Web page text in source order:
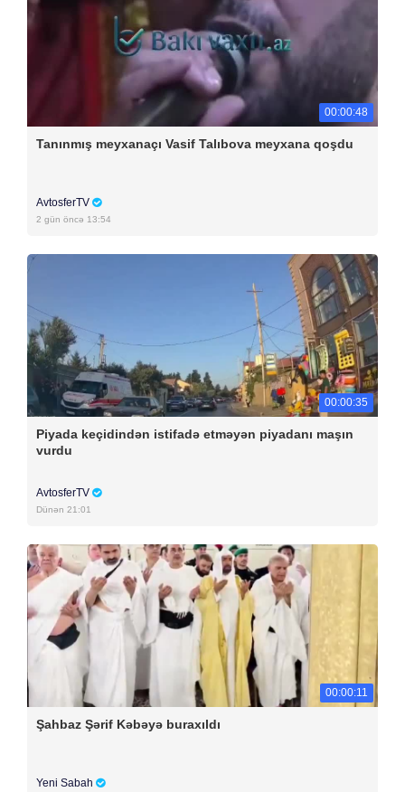
00:00:48
Tanınmış meyxanaçı Vasif Talıbova meyxana qoşdu
AvtosferTV
2 gün öncə 13:54
00:00:35
Piyada keçidindən istifadə etməyən piyadanı maşın
vurdu
AvtosferTV
Dünən 21:01
00:00:11
Şahbaz Şərif Kəbəyə buraxıldı
Yeni Sabah